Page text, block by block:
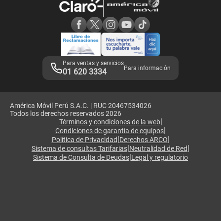
Adquirientes iPhone 6, 6S y SE
Mensaje de Seguridad
Términos y Condiciones de Tienda Claro
Libro de Reclamaciones
Legales de marketplace
Para ventas y servicios
01 620 3334 Para información
América Móvil Perú S.A.C. | RUC 20467534026
Todos los derechos reservados 2026
Términos y condiciones de la web|
Condiciones de garantía de equipos|
Política de Privacidad|Derechos ARCO|
Sistema de consultas Tarifarias|Neutralidad de Red|
Sistema de Consulta de Deudas|Legal y regulatorio